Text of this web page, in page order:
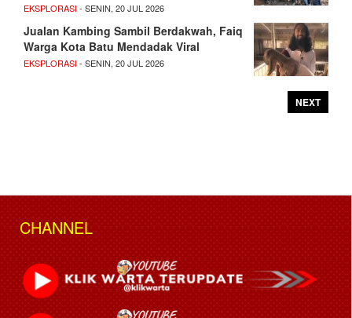
EKSPLORASI- SENIN, 20 JUL 2026
Jualan Kambing Sambil Berdakwah, Faiq
Warga Kota Batu Mendadak Viral
EKSPLORASI- SENIN, 20 JUL 2026
NEXT
CHANNEL